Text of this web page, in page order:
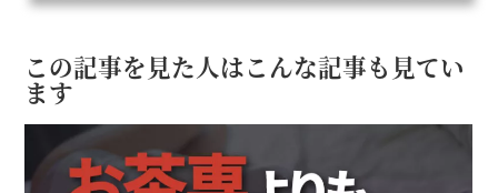
この記事を見た人はこんな記事も見てい
ます